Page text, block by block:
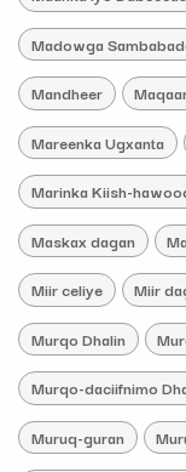
Madowga
Mandheer
Mareenka Ugxanta
Marinka Kiish-
Maskax dagan
Miir celiye Miir
Murqo Dhalin
Murqo-daciifnimo
Muruq-guran